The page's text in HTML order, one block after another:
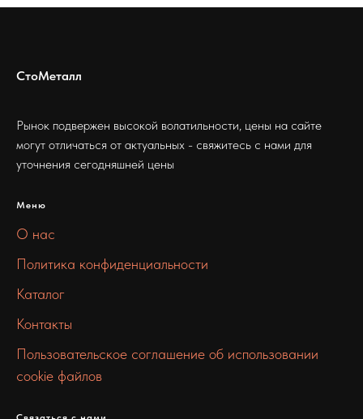
СтоМеталл
Рынок подвержен высокой волатильности, цены на сайте
могут отличаться от актуальных - свяжитесь с нами для
уточнения сегодняшней цены
Меню
О нас
Политика конфиденциальности
Каталог
Контакты
Пользовательское соглашение об использовании
cookie файлов